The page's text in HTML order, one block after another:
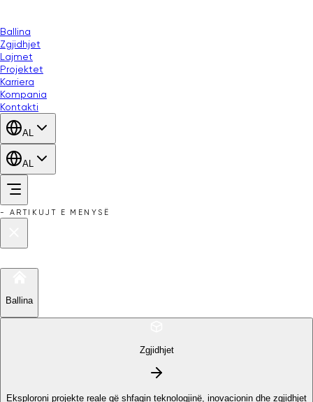
Ballina
Zgjidhjet
Lajmet
Projektet
Karriera
Kompania
Kontakti
AL
AL
- ARTIKUJT E MENYSË
Ballina
Zgjidhjet
Eksploroni projekte reale që shfaqin teknologjinë, inovacionin dhe zgjidhjet